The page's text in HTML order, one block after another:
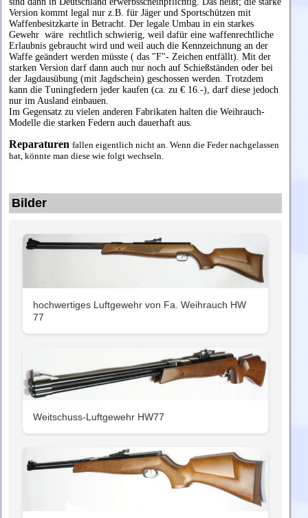
Version kommt legal nur z.B. für Jäger und Sportschützen mit
Waffenbesitzkarte in Betracht. Der legale Umbau in ein starkes
Gewehr wäre rechtlich schwierig, weil dafür eine waffenrechtliche
Erlaubnis gebraucht wird und weil auch die Kennzeichnung an der
Waffe geändert werden müsste ( das "F"- Zeichen entfällt). Mit der
starken Version darf dann auch nur noch auf Schießständen oder bei
der Jagdausübung (mit Jagdschein) geschossen werden. Trotzdem
kann die Tuningfedern jeder kaufen (ca. zu € 16.-), darf diese jedoch
nur im Ausland einbauen.
Im Gegensatz zu vielen anderen Fabrikaten halten die Weihrauch-
Modelle die starken Federn auch dauerhaft aus.
Reparaturen fallen eigentlich nicht an. Wenn die Feder nachgelassen
hat, könnte man diese wie folgt wechseln.
Bilder
hochwertiges Luftgewehr von Fa. Weihrauch HW
77
Weitschuss-Luftgewehr HW77